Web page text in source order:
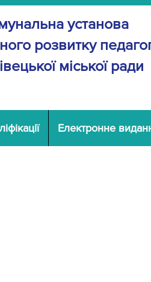
установа
розвитку
міської ради
Електронне